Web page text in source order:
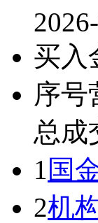
买入
序号
总成
1 国
2机